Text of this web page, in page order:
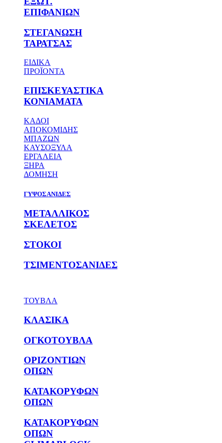
ΕΠΙΦΑΝΙΩΝ
ΣΤΕΓΑΝΩΣΗ
ΤΑΡΑΤΣΑΣ
ΕΙΔΙΚΑ
ΠΡΟΪΟΝΤΑ
ΕΠΙΣΚΕΥΑΣΤΙΚΑ
ΚΟΝΙΑΜΑΤΑ
ΚΑΔΟΙ
ΑΠΟΚΟΜΙΔΗΣ
ΜΠΑΖΩΝ
ΚΑΥΣΟΞΥΛΑ
ΕΡΓΑΛΕΙΑ
ΞΗΡΑ
ΔΟΜΗΣΗ
ΓΥΨΟΣΑΝΙΔΕΣ
ΜΕΤΑΛΛΙΚΟΣ
ΣΚΕΛΕΤΟΣ
ΣΤΟΚΟΙ
ΤΣΙΜΕΝΤΟΣΑΝΙΔΕΣ
ΤΟΥΒΛΑ
ΚΛΑΣΙΚΑ
ΟΓΚΟΤΟΥΒΛΑ
ΟΡΙΖΟΝΤΙΩΝ
ΟΠΩΝ
ΚΑΤΑΚΟΡΥΦΩΝ
ΟΠΩΝ
ΚΑΤΑΚΟΡΥΦΩΝ
ΟΠΩΝ